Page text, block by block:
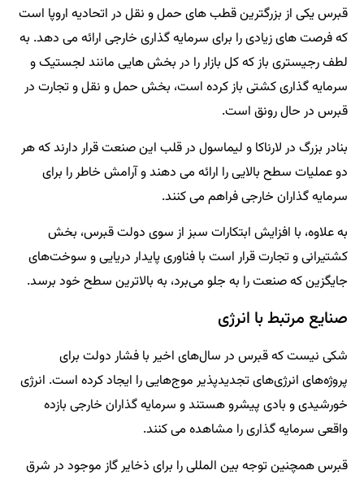
قبرس یکی از بزرگترین قطب های حمل و نقل در اتحادیه اروپا است
که فرصت های زیادی را برای سرمایه گذاری خارجی ارائه می دهد. به
لطف رجیستری باز که کل بازار را در بخش هایی مانند لجستیک و
سرمایه گذاری کشتی باز کرده است، بخش حمل و نقل و تجارت در
قبرس در حال رونق است.
بنادر بزرگ در لارناکا و لیماسول در قلب این صنعت قرار دارند که هر
دو عملیات سطح بالایی را ارائه می دهند و آرامش خاطر را برای
سرمایه گذاران خارجی فراهم می کنند.
به علاوه، با افزایش ابتکارات سبز از سوی دولت قبرس، بخش
کشتیرانی و تجارت قرار است با فناوری پایدار دریایی و سوخت‌های
جایگزین که صنعت را به جلو می‌برد، به بالاترین سطح خود برسد.
صنایع مرتبط با انرژی
شکی نیست که قبرس در سال‌های اخیر با فشار دولت برای
پروژه‌های انرژی‌های تجدیدپذیر موج‌هایی را ایجاد کرده است. انرژی
خورشیدی و بادی پیشرو هستند و سرمایه گذاران خارجی بازده
واقعی سرمایه گذاری را مشاهده می کنند.
قبرس همچنین توجه بین المللی را برای ذخایر گاز موجود در شرق